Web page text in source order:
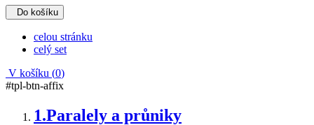
Do košíku
celou stránku
celý set
V košíku (0)
#tpl-btn-affix
1.Paralely a průniky